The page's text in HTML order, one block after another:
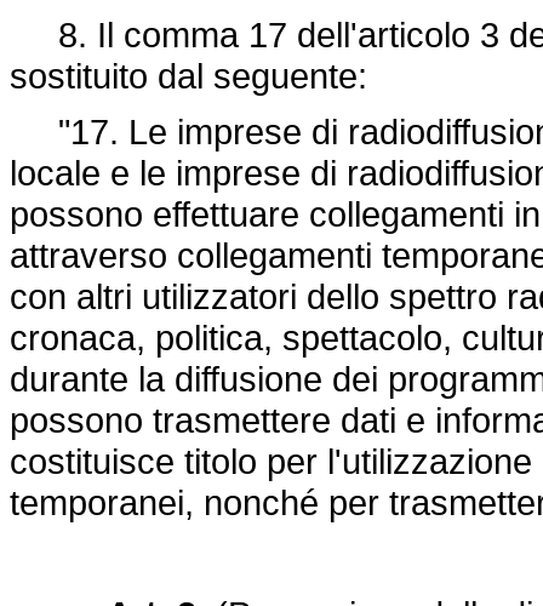
8. Il comma 17 dell'articolo 3
sostituito dal seguente:
"17. Le imprese di
locale e le imprese di
possono effettuare collegamenti
attraverso collegamenti
con altri utilizzatori dello spettro
cronaca, politica, spettacolo,
durante la diffusione dei
possono trasmettere dati e
costituisce titolo per
temporanei, nonché per